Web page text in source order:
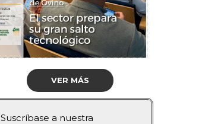
VER MÁS
Suscríbase a nuestra